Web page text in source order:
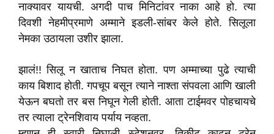
नाक्यावर यायची. अगदी पाच मिनिटांवर नाका आहे हो. त्या
दिवशी नेहमीप्रमाणे अम्माने इडली-सांबर केले होते. सिलूला
नेमका उठायला उशीर झाला.
झालं!! सिलू न खाताच निघत होता. पण अम्माच्या पुढे त्याची
काय बिशाद होती. गपचूप बसून त्याने नाश्ता संपवला आणि खाली
येऊन बघतो तर बस निघून गेली होती. आता टाईमवर पोहचायचे
तर त्याला ट्रेनशिवाय पर्याय नव्हता.